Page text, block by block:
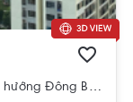
Cho Thuê Căn hộ Vinhomes Grand Park hướng Đông Bắc